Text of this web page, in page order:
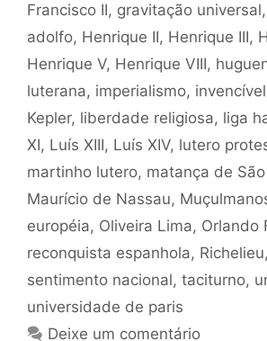
Francisco II, gravitação universal,
adolfo, Henrique II, Henrique III,
Henrique V, Henrique VIII,
luterana, imperialismo,
Kepler, liberdade religiosa, liga
XI, Luís XIII, Luís XIV, lutero
martinho lutero, matança de
Maurício de Nassau,
européia, Oliveira Lima, Orlando
reconquista espanhola, Richelieu,
sentimento nacional, taciturno,
universidade de paris
Deixe um comentário